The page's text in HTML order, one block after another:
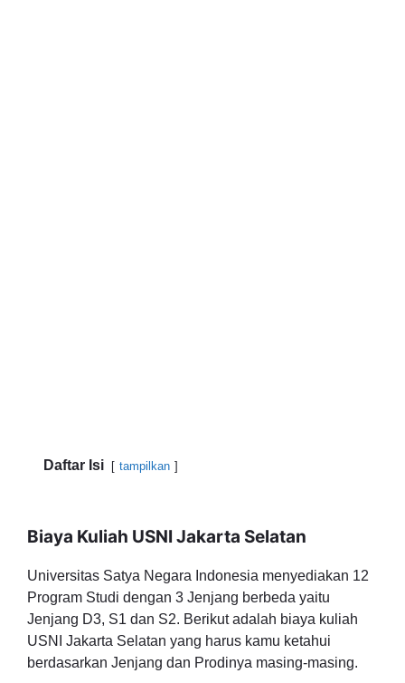
Daftar Isi tampilkan
Biaya Kuliah USNI Jakarta Selatan
Universitas Satya Negara Indonesia menyediakan 12
Program Studi dengan 3 Jenjang berbeda yaitu
Jenjang D3, S1 dan S2. Berikut adalah biaya kuliah
USNI Jakarta Selatan yang harus kamu ketahui
berdasarkan Jenjang dan Prodinya masing-masing.